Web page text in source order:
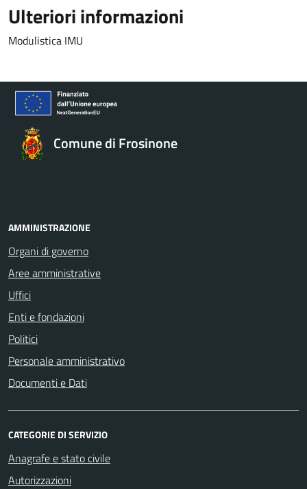
Ulteriori informazioni
Modulistica IMU
Comune di Frosinone
AMMINISTRAZIONE
Organi di governo
Aree amministrative
Uffici
Enti e fondazioni
Politici
Personale amministrativo
Documenti e Dati
CATEGORIE DI SERVIZIO
Anagrafe e stato civile
Autorizzazioni